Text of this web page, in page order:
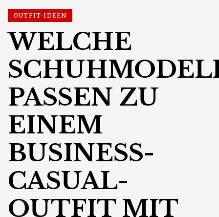
OUTFIT-IDEEN
WELCHE
PASSEN ZU
EINEM
BUSINESS-
CASUAL-
OUTFIT MIT